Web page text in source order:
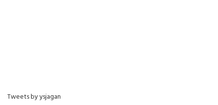
Tweets by ysjagan